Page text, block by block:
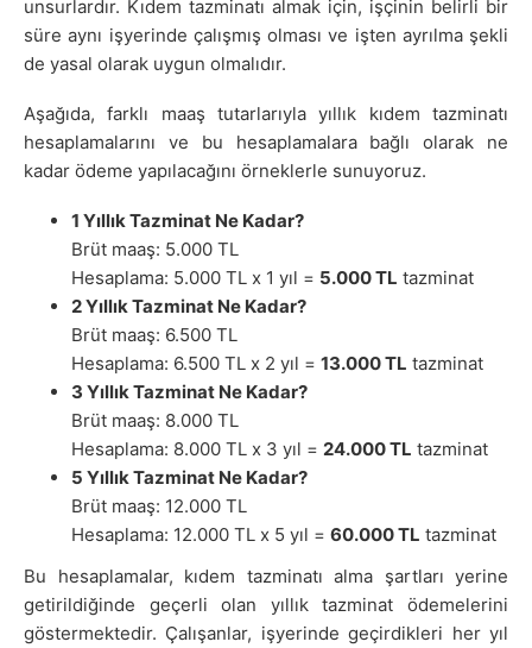
unsurlardır. Kıdem tazminatı almak için, işçinin belirli bir
süre aynı işyerinde çalışmış olması ve işten ayrılma şekli
de yasal olarak uygun olmalıdır.
Aşağıda, farklı maaş tutarlarıyla yıllık kıdem tazminatı
hesaplamalarını ve bu hesaplamalara bağlı olarak ne
kadar ödeme yapılacağını örneklerle sunuyoruz.
1 Yıllık Tazminat Ne Kadar?
Brüt maaş: 5.000 TL
Hesaplama: 5.000 TL x 1 yıl = 5.000 TL tazminat
2 Yıllık Tazminat Ne Kadar?
Brüt maaş: 6.500 TL
Hesaplama: 6.500 TL x 2 yıl = 13.000 TL tazminat
3 Yıllık Tazminat Ne Kadar?
Brüt maaş: 8.000 TL
Hesaplama: 8.000 TL x 3 yıl = 24.000 TL tazminat
5 Yıllık Tazminat Ne Kadar?
Brüt maaş: 12.000 TL
Hesaplama: 12.000 TL x 5 yıl = 60.000 TL tazminat
Bu hesaplamalar, kıdem tazminatı alma şartları yerine
getirildiğinde geçerli olan yıllık tazminat ödemelerini
göstermektedir. Çalışanlar, işyerinde geçirdikleri her yıl